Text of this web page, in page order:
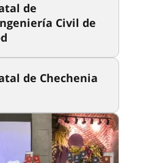
de
Civil de
de Chechenia